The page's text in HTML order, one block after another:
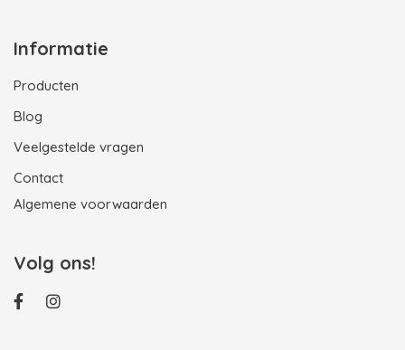
Informatie
Producten
Blog
Veelgestelde vragen
Contact
Algemene voorwaarden
Volg ons!